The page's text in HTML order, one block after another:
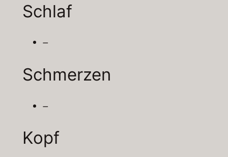
Schlaf
–
Schmerzen
–
Kopf